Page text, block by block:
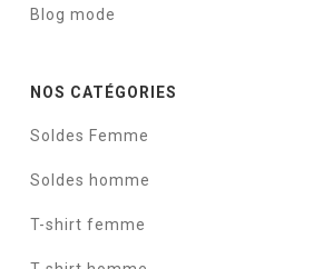
Blog mode
NOS CATÉGORIES
Soldes Femme
Soldes homme
T-shirt femme